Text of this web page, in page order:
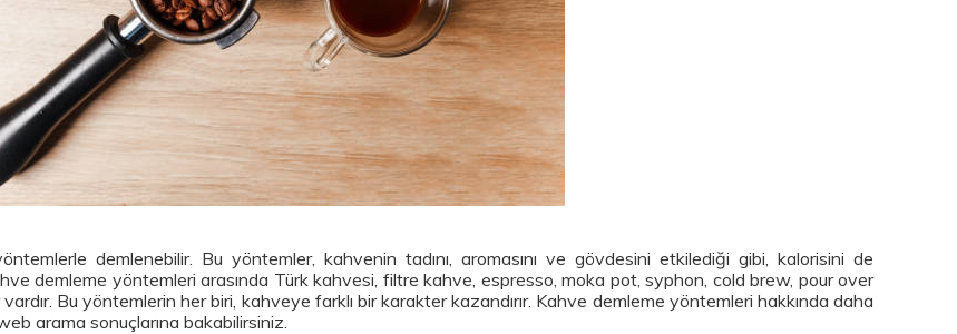
demlenebilir. Bu yöntemler, kahvenin tadını, aromasını ve gövdesini etkilediği gibi, kalorisini de
demleme yöntemleri arasında Türk kahvesi, filtre kahve, espresso, moka pot, syphon, cold brew, pour over
Bu yöntemlerin her biri, kahveye farklı bir karakter kazandırır. Kahve demleme yöntemleri hakkında daha
arama sonuçlarına bakabilirsiniz.